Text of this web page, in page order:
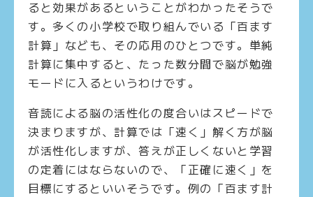
ると効果があるということがわかったそうで
す。多くの小学校で取り組んでいる「百ます
計算」なども、その応用のひとつです。単純
計算に集中すると、たった数分間で脳が勉強
モードに入るというわけです。
音読による脳の活性化の度合いはスピードで
決まりますが、計算では「速く」解く方が脳
が活性化しますが、答えが正しくないと学習
の定着にはならないので、「正確に速く」を
目標にするといいそうです。例の「百ます計